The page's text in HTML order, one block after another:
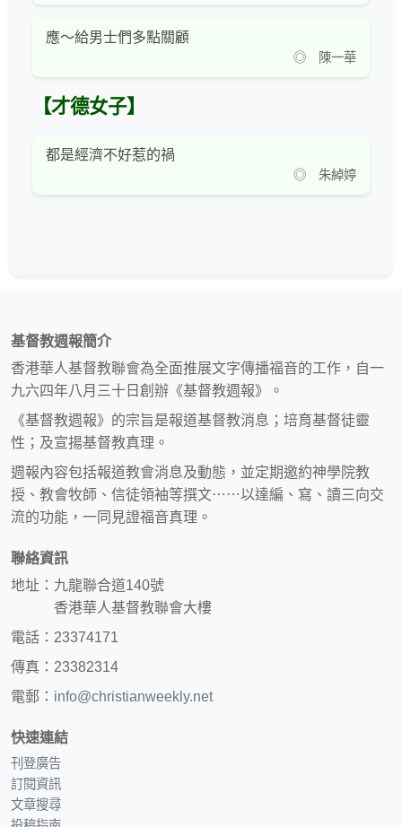
應～給男士們多點關顧
◎ 陳一華
【才德女子】
都是經濟不好惹的禍
◎ 朱綽婷
基督教週報簡介
香港華人基督教聯會為全面推展文字傳播福音的工作，自一
九六四年八月三十日創辦《基督教週報》。
《基督教週報》的宗旨是報道基督教消息；培育基督徒靈
性；及宣揚基督教真理。
週報內容包括報道教會消息及動態，並定期邀約神學院教
授、教會牧師、信徒領袖等撰文⋯⋯以達編、寫、讀三向交
流的功能，一同見證福音真理。
聯絡資訊
地址：九龍聯合道140號
香港華人基督教聯會大樓
電話：23374171
傳真：23382314
電郵： info@christianweekly.net
快速連結
刊登廣告
訂閱資訊
文章搜尋